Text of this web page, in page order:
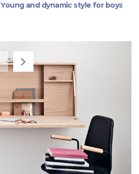
Young and dynamic style for boys